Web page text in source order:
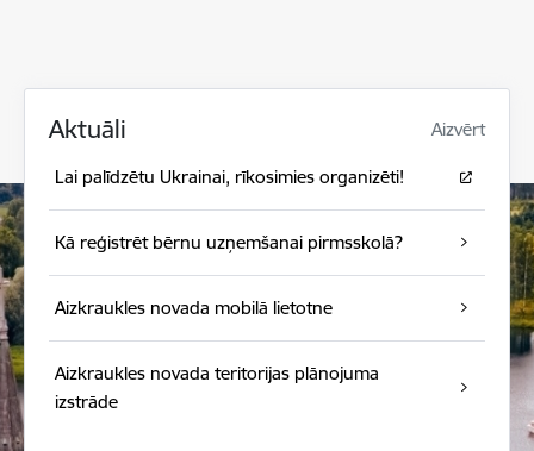
Aktuāli Aizvērt
Lai palīdzētu Ukrainai, rīkosimies organizēti!
Kā reģistrēt bērnu uzņemšanai pirmsskolā?
Aizkraukles novada mobilā lietotne
Aizkraukles novada teritorijas plānojuma
izstrāde